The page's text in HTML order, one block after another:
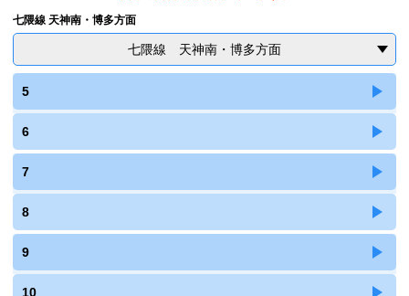
七隈線 天神南・博多方面
七隈線 天神南・博多方面
5
6
7
8
9
10